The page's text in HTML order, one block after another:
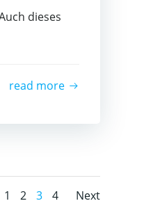
dieses
read more
Page
1 Page
2 Page
3 Page
4 Next